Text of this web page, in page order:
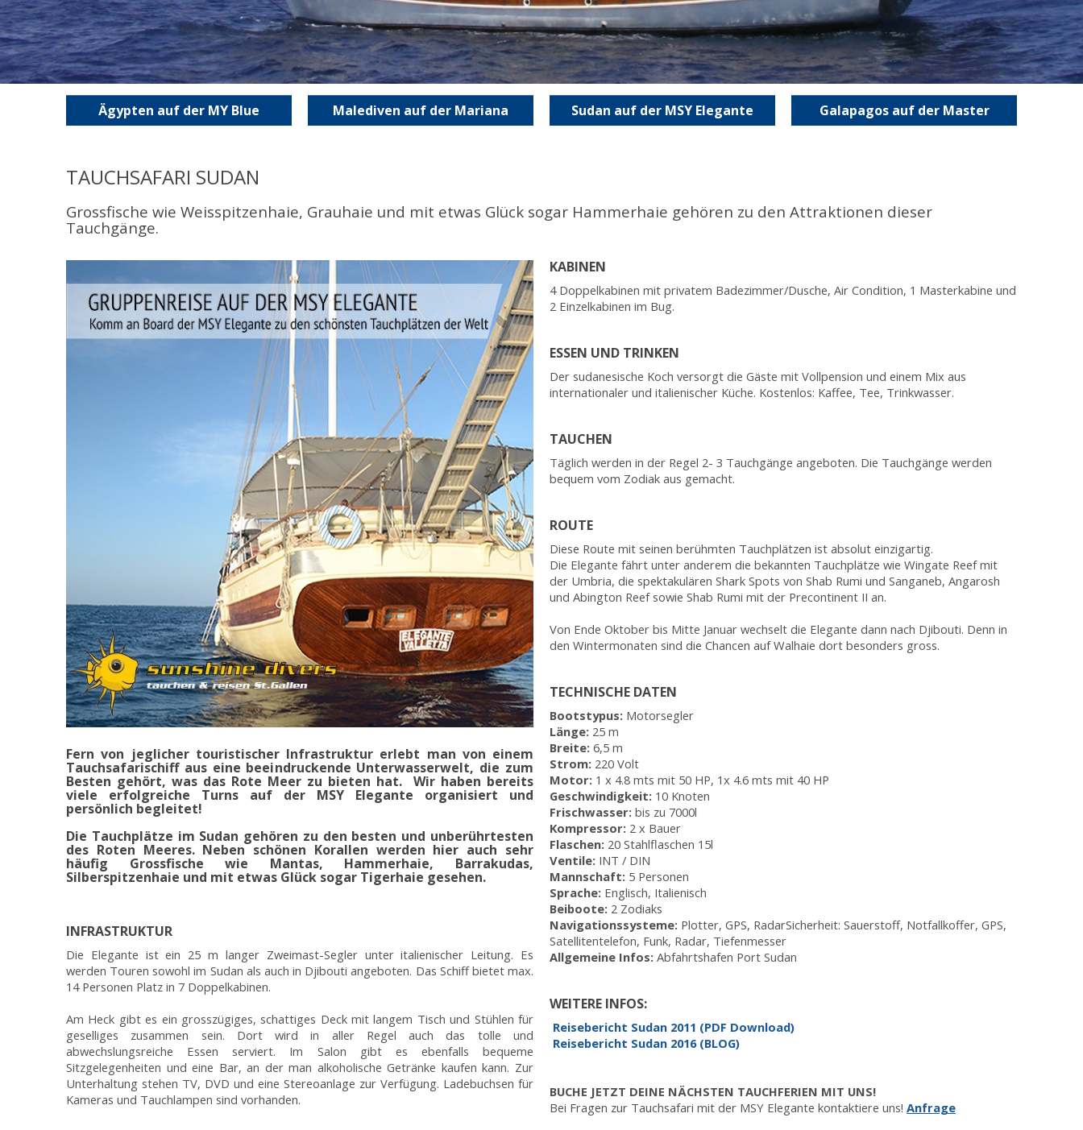
Ägypten auf der MY Blue Malediven auf der Mariana Sudan auf der MSY Elegante Galapagos auf der Master
TAUCHSAFARI SUDAN
Grossfische wie Weisspitzenhaie, Grauhaie und mit etwas Glück sogar Hammerhaie gehören zu den Attraktionen dieser
Tauchgänge.
Fern von jeglicher touristischer Infrastruktur erlebt man von einem
Tauchsafarischiff aus eine beeindruckende Unterwasserwelt, die zum
Besten gehört, was das Rote Meer zu bieten hat. Wir haben bereits
viele erfolgreiche Turns auf der MSY Elegante organisiert und
persönlich begleitet!
Die Tauchplätze im Sudan gehören zu den besten und unberührtesten
des Roten Meeres. Neben schönen Korallen werden hier auch sehr
häufig Grossfische wie Mantas, Hammerhaie, Barrakudas,
Silberspitzenhaie und mit etwas Glück sogar Tigerhaie gesehen.
INFRASTRUKTUR
Die Elegante ist ein 25 m langer Zweimast-Segler unter italienischer Leitung. Es
werden Touren sowohl im Sudan als auch in Djibouti angeboten. Das Schiff bietet max.
14 Personen Platz in 7 Doppelkabinen.
Am Heck gibt es ein grosszügiges, schattiges Deck mit langem Tisch und Stühlen für
geselliges zusammen sein. Dort wird in aller Regel auch das tolle und
abwechslungsreiche Essen serviert. Im Salon gibt es ebenfalls bequeme
Sitzgelegenheiten und eine Bar, an der man alkoholische Getränke kaufen kann. Zur
Unterhaltung stehen TV, DVD und eine Stereoanlage zur Verfügung. Ladebuchsen für
Kameras und Tauchlampen sind vorhanden.
KABINEN
4 Doppelkabinen mit privatem Badezimmer/Dusche, Air Condition, 1 Masterkabine und
2 Einzelkabinen im Bug.
ESSEN UND TRINKEN
Der sudanesische Koch versorgt die Gäste mit Vollpension und einem Mix aus
internationaler und italienischer Küche. Kostenlos: Kaffee, Tee, Trinkwasser.
TAUCHEN
Täglich werden in der Regel 2- 3 Tauchgänge angeboten. Die Tauchgänge werden
bequem vom Zodiak aus gemacht.
ROUTE
Diese Route mit seinen berühmten Tauchplätzen ist absolut einzigartig.
Die Elegante fährt unter anderem die bekannten Tauchplätze wie Wingate Reef mit
der Umbria, die spektakulären Shark Spots von Shab Rumi und Sanganeb, Angarosh
und Abington Reef sowie Shab Rumi mit der Precontinent II an.
Von Ende Oktober bis Mitte Januar wechselt die Elegante dann nach Djibouti. Denn in
den Wintermonaten sind die Chancen auf Walhaie dort besonders gross.
TECHNISCHE DATEN
Bootstypus: Motorsegler
Länge: 25 m
Breite: 6,5 m
Strom: 220 Volt
Motor: 1 x 4.8 mts mit 50 HP, 1x 4.6 mts mit 40 HP
Geschwindigkeit: 10 Knoten
Frischwasser: bis zu 7000l
Kompressor: 2 x Bauer
Flaschen: 20 Stahlflaschen 15l
Ventile: INT / DIN
Mannschaft: 5 Personen
Sprache: Englisch, Italienisch
Beiboote: 2 Zodiaks
Navigationssysteme: Plotter, GPS, RadarSicherheit: Sauerstoff, Notfallkoffer, GPS,
Satellitentelefon, Funk, Radar, Tiefenmesser
Allgemeine Infos: Abfahrtshafen Port Sudan
WEITERE INFOS:
Reisebericht Sudan 2011 (PDF Download)
Reisebericht Sudan 2016 (BLOG)
BUCHE JETZT DEINE NÄCHSTEN TAUCHFERIEN MIT UNS!
Bei Fragen zur Tauchsafari mit der MSY Elegante kontaktiere uns! Anfrage